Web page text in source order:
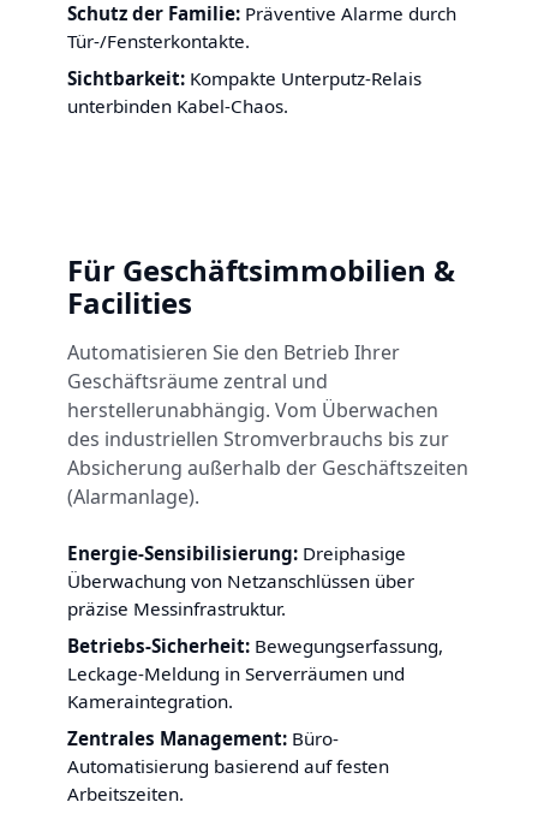
Schutz der Familie: Präventive Alarme durch
Tür-/Fensterkontakte.
Sichtbarkeit: Kompakte Unterputz-Relais
unterbinden Kabel-Chaos.
Für Geschäftsimmobilien &
Facilities
Automatisieren Sie den Betrieb Ihrer
Geschäftsräume zentral und
herstellerunabhängig. Vom Überwachen
des industriellen Stromverbrauchs bis zur
Absicherung außerhalb der Geschäftszeiten
(Alarmanlage).
Energie-Sensibilisierung: Dreiphasige
Überwachung von Netzanschlüssen über
präzise Messinfrastruktur.
Betriebs-Sicherheit: Bewegungserfassung,
Leckage-Meldung in Serverräumen und
Kameraintegration.
Zentrales Management: Büro-
Automatisierung basierend auf festen
Arbeitszeiten.